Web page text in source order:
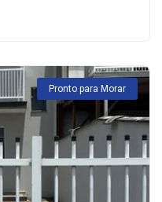
Pronto para Morar